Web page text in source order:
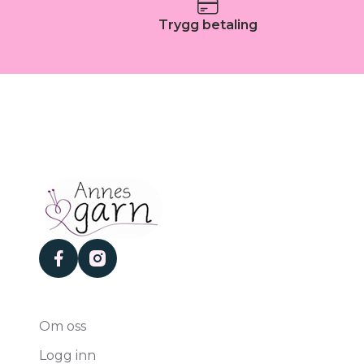
Trygg betaling
facebookinstagram
Om oss
Logg inn